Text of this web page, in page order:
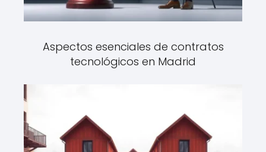
Aspectos esenciales de contratos
tecnológicos en Madrid